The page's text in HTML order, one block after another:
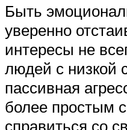
Быть
уверенно
интересы не
людей с низкой
пассивная
более простым
справиться со